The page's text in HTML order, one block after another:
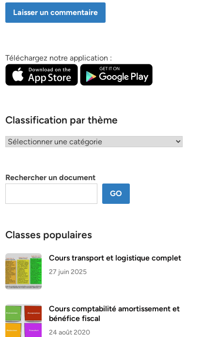
Téléchargez notre application :
Classification par thème
Classification
Rechercher un document
GO
Classes populaires
Cours transport et logistique complet
27 juin 2025
Cours comptabilité amortissement et
bénéfice fiscal
24 août 2020